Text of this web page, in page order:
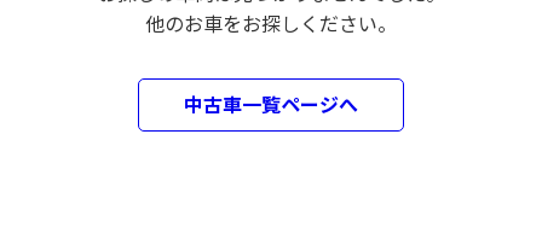
他のお車をお探しください。
中古車一覧ページへ